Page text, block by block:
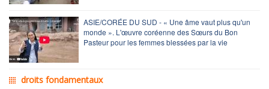
ASIE/CORÉE DU SUD - « Une âme vaut plus qu'un
monde ». L'œuvre coréenne des Sœurs du Bon
Pasteur pour les femmes blessées par la vie
droits fondamentaux